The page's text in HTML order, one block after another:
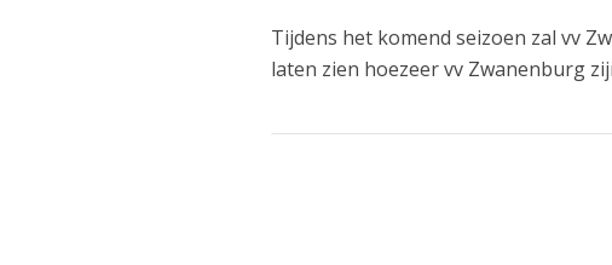
Tijdens het komend seizoen zal vv
laten zien hoezeer vv Zwanenburg